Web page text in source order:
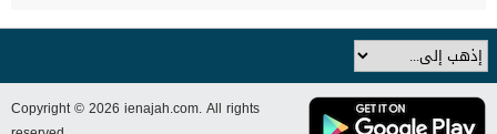
Copyright © 2026 ienajah.com. All rights